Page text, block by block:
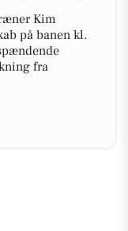
Kim
på banen kl.
fra